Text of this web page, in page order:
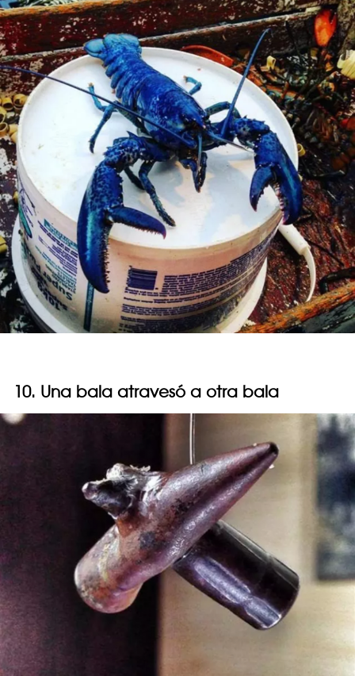
10. Una bala atravesó a otra bala